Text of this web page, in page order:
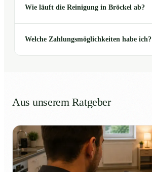
Wie läuft die Reinigung in Bröckel ab?
Welche Zahlungsmöglichkeiten habe ich?
Aus unserem Ratgeber